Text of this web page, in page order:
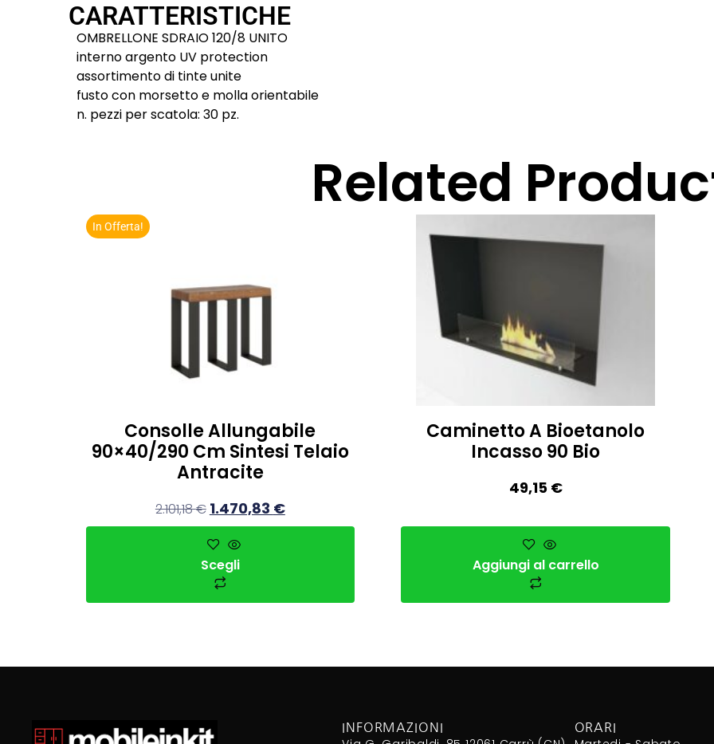
CARATTERISTICHE
OMBRELLONE SDRAIO 120/8 UNITO
interno argento UV protection
assortimento di tinte unite
fusto con morsetto e molla orientabile
n. pezzi per scatola: 30 pz.
Related
In Offerta!
Consolle Allungabile
90×40/290 Cm Sintesi Telaio
Antracite
2.101,18€ 1.470,83 €
Scegli
Caminetto A Bioetanolo
Incasso 90 Bio
49,15 €
Aggiungi al carrello
INFORMAZIONI ORARI